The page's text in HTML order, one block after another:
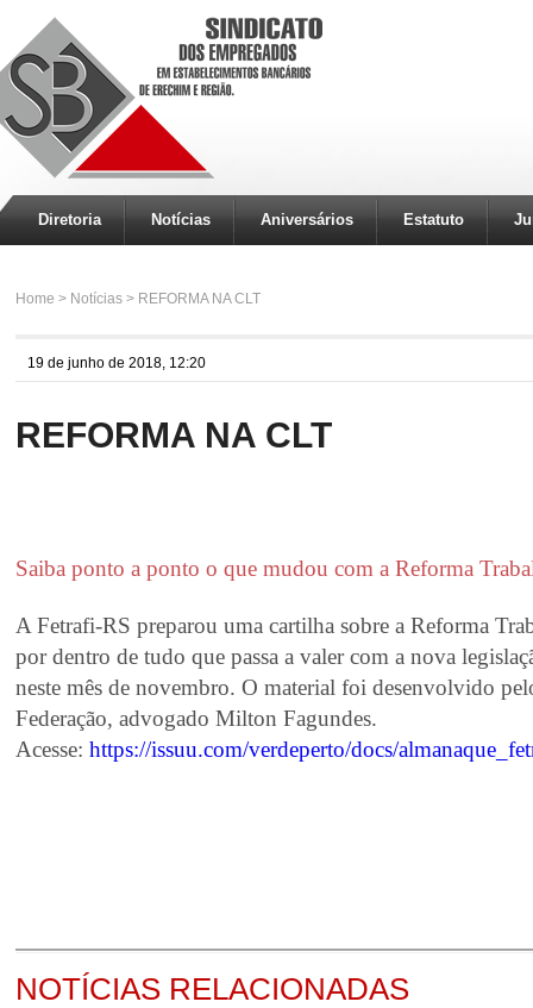
Diretoria Notícias Aniversários Estatuto
Home > Notícias > REFORMA NA CLT
19 de junho de 2018, 12:20
REFORMA NA CLT
Saiba ponto a ponto o que mudou com a Reforma
A Fetrafi-RS preparou uma cartilha sobre a Reforma
por dentro de tudo que passa a valer com a nova
neste mês de novembro. O material foi desenvolvido
Federação, advogado Milton Fagundes.
Acesse: https://issuu.com/verdeperto/docs/
NOTÍCIAS RELACIONADAS